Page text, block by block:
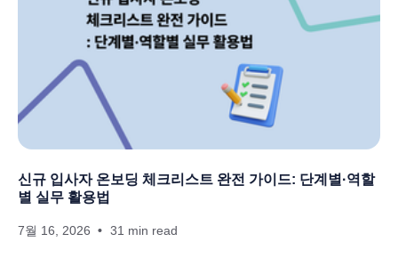
신규 입사자 온보딩 체크리스트 완전 가이드: 단계별·역할
별 실무 활용법
7월 16, 2026 31 min read